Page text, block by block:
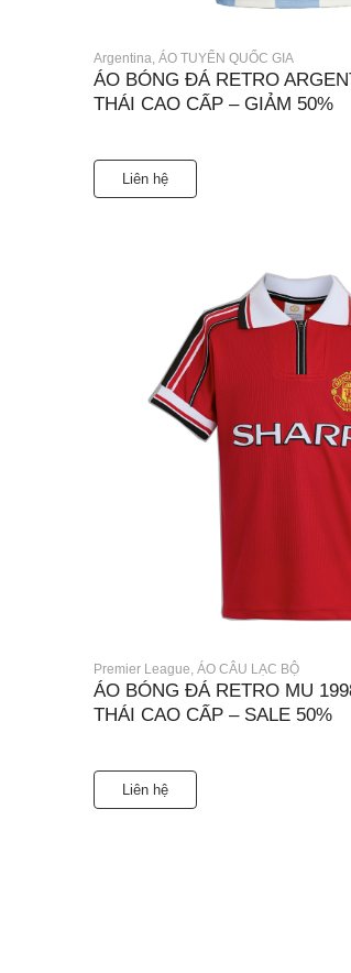
Argentina, ÁO TUYỂN QUỐC GIA
ÁO BÓNG ĐÁ RETRO
THÁI CAO CẤP – GIẢM 50%
Liên hệ
Premier League, ÁO CÂU LẠC BỘ
ÁO BÓNG ĐÁ RETRO MU
THÁI CAO CẤP – SALE 50%
Liên hệ